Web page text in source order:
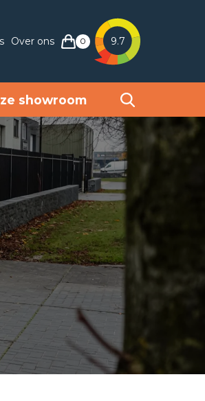
Over ons 0 9.7
showroom